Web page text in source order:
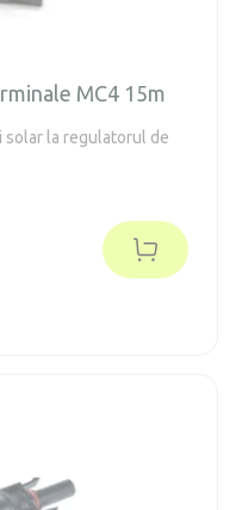
MC4 15m
solar la regulatorul de